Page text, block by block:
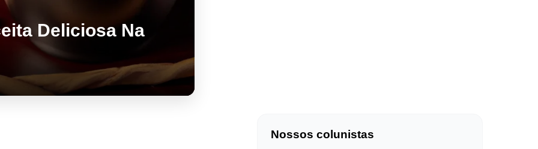
Deliciosa Na
Nossos colunistas